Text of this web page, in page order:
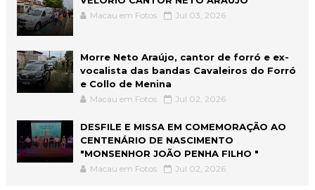
Macau em Fotos Jul 03, 2026
Morre Neto Araújo, cantor de forró e ex-
vocalista das bandas Cavaleiros do Forró
e Collo de Menina
Macau em Fotos Jul 02, 2026
DESFILE E MISSA EM COMEMORAÇÃO AO
CENTENÁRIO DE NASCIMENTO
"MONSENHOR JOÃO PENHA FILHO "
Macau em Fotos Jul 02, 2026